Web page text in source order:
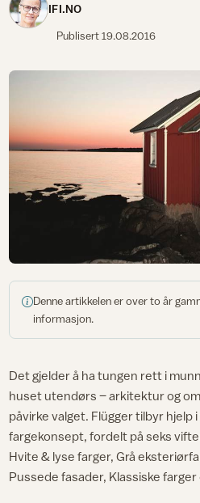
IFI.NO
Publisert19.08.2016
Denne artikkelen er over to år
informasjon.
Det gjelder å ha tungen rett i
huset utendørs – arkitektur og
påvirke valget. Flügger tilbyr hjelp
fargekonsept, fordelt på seks
Hvite & lyse farger, Grå
Pussede fasader, Klassiske